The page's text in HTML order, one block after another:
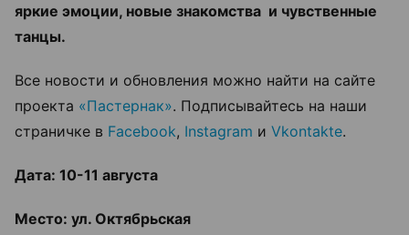
яркие эмоции, новые знакомства и чувственные
танцы.
Все новости и обновления можно найти на сайте
проекта «Пастернак». Подписывайтесь на наши
страничке в Facebook, Instagram и Vkontakte.
Дата: 10-11 августа
Место: ул. Октябрьская